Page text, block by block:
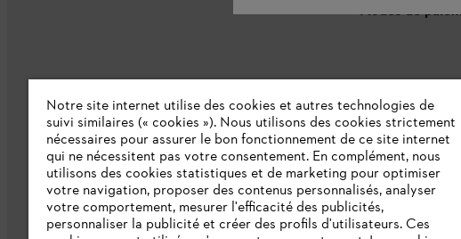
Modes de
L'Entreprise
Collections STIHL
Qui sommes-nous ?
Notre site internet utilise des cookies et autres technologies de
suivi similaires (« cookies »). Nous utilisons des cookies strictement
nécessaires pour assurer le bon fonctionnement de ce site internet
qui ne nécessitent pas votre consentement. En complément, nous
utilisons des cookies statistiques et de marketing pour optimiser
votre navigation, proposer des contenus personnalisés, analyser
votre comportement, mesurer l'efficacité des publicités,
personnaliser la publicité et créer des profils d'utilisateurs. Ces